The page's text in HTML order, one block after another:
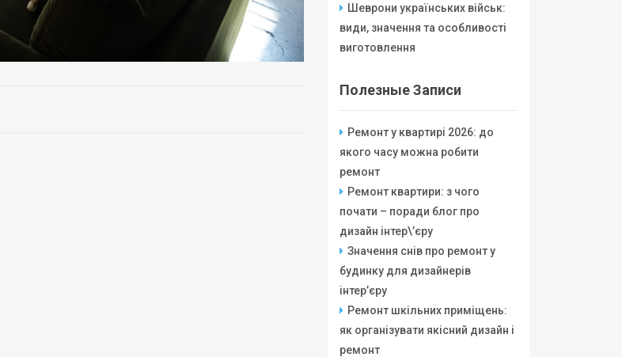
Шеврони українських військ:
види, значення та особливості
виготовлення
Полезные Записи
Ремонт у квартирі 2026: до
якого часу можна робити
ремонт
Ремонт квартири: з чого
почати – поради блог про
дизайн інтер\’єру
Значення снів про ремонт у
будинку для дизайнерів
інтер’єру
Ремонт шкільних приміщень:
як організувати якісний дизайн і
ремонт